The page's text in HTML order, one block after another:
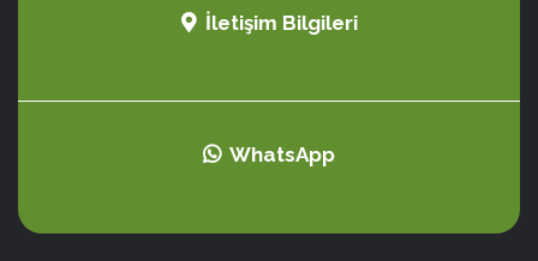
İletişim Bilgileri
WhatsApp